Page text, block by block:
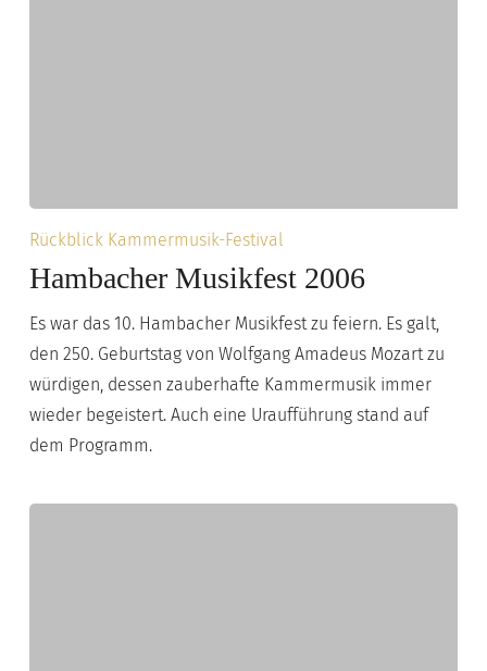
Hambacher
Musikfest
Rückblick Kammermusik-Festival
Hambacher Musikfest 2006
Es war das 10. Hambacher Musikfest zu feiern. Es galt,
den 250. Geburtstag von Wolfgang Amadeus Mozart zu
würdigen, dessen zauberhafte Kammermusik immer
wieder begeistert. Auch eine Uraufführung stand auf
dem Programm.